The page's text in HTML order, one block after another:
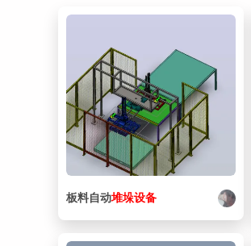
板料自动堆垛设备